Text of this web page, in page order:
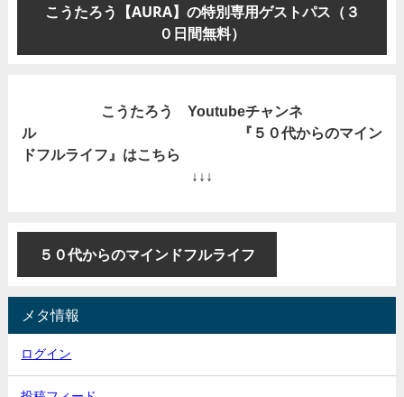
こうたろう【AURA】の特別専用ゲストパス（３
０日間無料）
こうたろう Youtubeチャンネ
ル 『５０代からのマイン
ドフルライフ』はこちら
↓↓↓
５０代からのマインドフルライフ
メタ情報
ログイン